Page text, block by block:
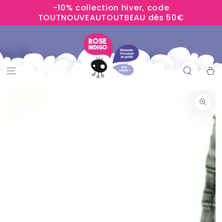
-10% collection hiver, code
TOUTNOUVEAUTOUTBEAU dès 50€
Panier